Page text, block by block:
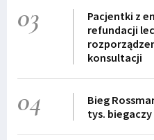
03
Pacjentki z
refundacji
konsultacji
04
Bieg
tys. biegaczy